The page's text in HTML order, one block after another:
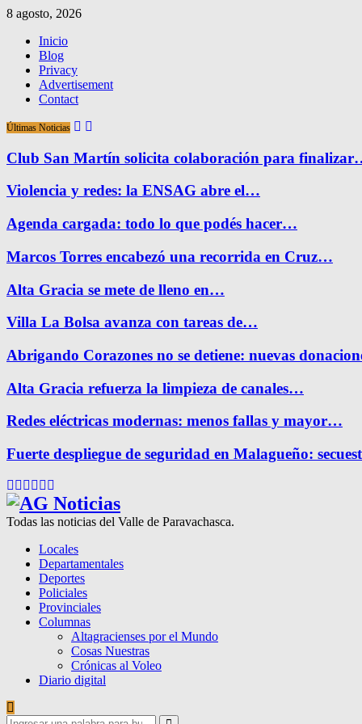
8 agosto, 2026
Inicio
Blog
Privacy
Advertisement
Contact
Últimas Noticias
Club San Martín solicita colaboración para
Violencia y redes: la ENSAG abre el…
Agenda cargada: todo lo que podés hacer…
Marcos Torres encabezó una recorrida en Cruz…
Alta Gracia se mete de lleno en…
Villa La Bolsa avanza con tareas de…
Abrigando Corazones no se detiene: nuevas
Alta Gracia refuerza la limpieza de canales…
Redes eléctricas modernas: menos fallas y mayor…
Fuerte despliegue de seguridad en Malagueño:
Facebook
Twitter
Instagram
Pinterest
Google
Todas las noticias del Valle de Paravachasca.
Locales
Departamentales
Deportes
Policiales
Provinciales
Columnas
Altagracienses por el Mundo
Cosas Nuestras
Crónicas al Voleo
Diario digital
Search